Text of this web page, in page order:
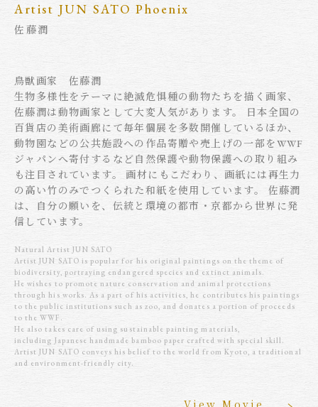
Artist JUN SATO Phoenix
佐藤潤
鳥獣画家 佐藤潤
生物多様性をテーマに絶滅危惧種の動物たちを描く画家、
佐藤潤は動物画家として大変人気があります。 日本全国の
百貨店の美術画廊にて毎年個展を多数開催しているほか、
動物園などの公共施設への作品寄贈や売上げの一部をWWF
ジャパンへ寄付するなど自然保護や動物保護への取り組み
も注目されています。 画材にもこだわり、画紙には再生力
の高い竹のみでつくられた和紙を使用しています。 佐藤潤
は、自分の願いを、伝統と環境の都市・京都から世界に発
信しています。
Natural Artist JUN SATO
Artist JUN SATO is popular for his original paintings on the theme of
biodiversity, portraying endangered species and extinct animals.
He wishes to promote nature conservation and animal protections
through his works. As a part of his activities, he contributes his paintings
to the public institutions such as zoo, and donates a portion of proceeds
to the WWF.
He also takes care of using sustainable painting materials,
including Japanese handmade bamboo paper crafted with special skill.
Artist JUN SATO conveys his belief to the world from Kyoto, a traditional
and environment-friendly city.